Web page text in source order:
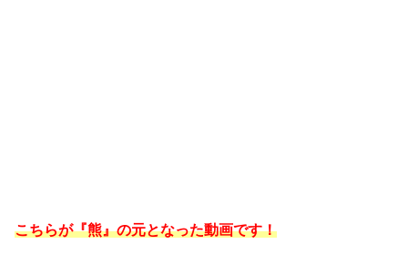
こちらが『熊』の元となった動画です！